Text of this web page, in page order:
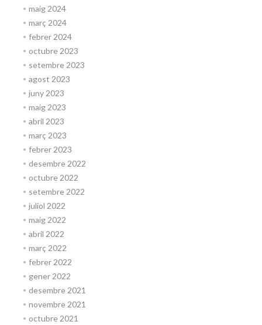
maig 2024
març 2024
febrer 2024
octubre 2023
setembre 2023
agost 2023
juny 2023
maig 2023
abril 2023
març 2023
febrer 2023
desembre 2022
octubre 2022
setembre 2022
juliol 2022
maig 2022
abril 2022
març 2022
febrer 2022
gener 2022
desembre 2021
novembre 2021
octubre 2021